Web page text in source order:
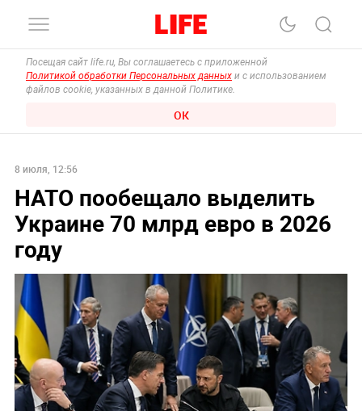
Посещая сайт life.ru, Вы соглашаетесь с приложенной
Политикой обработки Персональных данных и с использованием
файлов cookie, указанных в данной Политике.
ОК
8 июля, 12:56
НАТО пообещало выделить
Украине 70 млрд евро в 2026
году